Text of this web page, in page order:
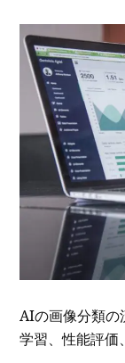
AIの画像分類の
学習、性能評価